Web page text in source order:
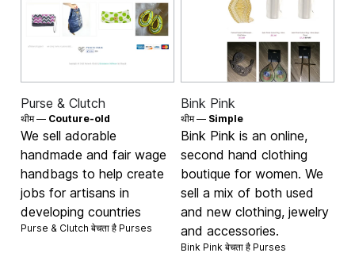
Purse & Clutch
थीम — Couture-old
We sell adorable
handmade and fair wage
handbags to help create
jobs for artisans in
developing countries
Purse & Clutch बेचता है Purses
Bink Pink
थीम — Simple
Bink Pink is an online,
second hand clothing
boutique for women. We
sell a mix of both used
and new clothing, jewelry
and accessories.
Bink Pink बेचता है Purses